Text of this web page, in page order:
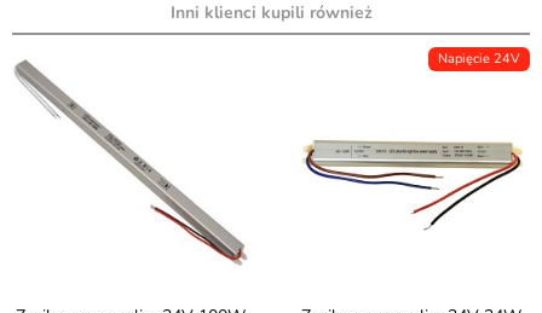
Inni klienci kupili również
Napięcie 24V